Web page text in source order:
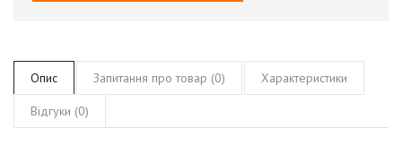
Опис Запитання про товар (0) Характеристики
Відгуки (0)